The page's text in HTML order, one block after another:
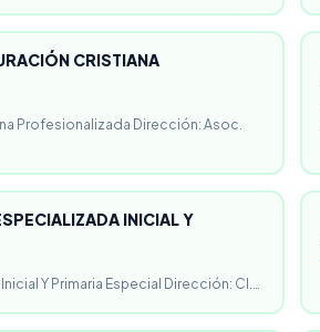
CRISTIANA
Profesionalizada Dirección: Asoc.
INICIAL Y
Y Primaria Especial Dirección: Cl.…